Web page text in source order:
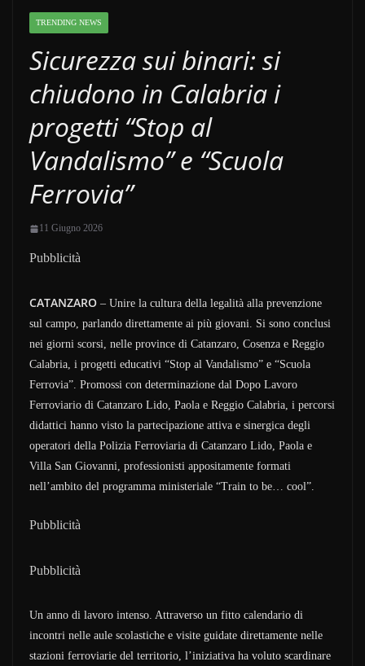
TRENDING NEWS
Sicurezza sui binari: si
chiudono in Calabria i
progetti “Stop al
Vandalismo” e “Scuola
Ferrovia”
11 Giugno 2026
Pubblicità
CATANZARO – Unire la cultura della legalità alla prevenzione
sul campo, parlando direttamente ai più giovani. Si sono conclusi
nei giorni scorsi, nelle province di Catanzaro, Cosenza e Reggio
Calabria, i progetti educativi “Stop al Vandalismo” e “Scuola
Ferrovia”. Promossi con determinazione dal Dopo Lavoro
Ferroviario di Catanzaro Lido, Paola e Reggio Calabria, i percorsi
didattici hanno visto la partecipazione attiva e sinergica degli
operatori della Polizia Ferroviaria di Catanzaro Lido, Paola e
Villa San Giovanni, professionisti appositamente formati
nell’ambito del programma ministeriale “Train to be… cool”.
Pubblicità
Pubblicità
Un anno di lavoro intenso. Attraverso un fitto calendario di
incontri nelle aule scolastiche e visite guidate direttamente nelle
stazioni ferroviarie del territorio, l’iniziativa ha voluto scardinare